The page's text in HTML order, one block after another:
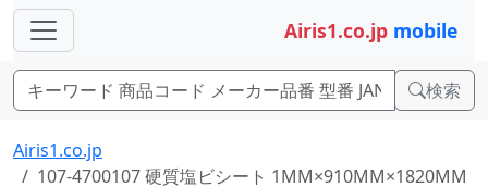
Airis1.co.jp mobile
検索
Airis1.co.jp
107-4700107 硬質塩ビシート 1MM×910MM×1820MM